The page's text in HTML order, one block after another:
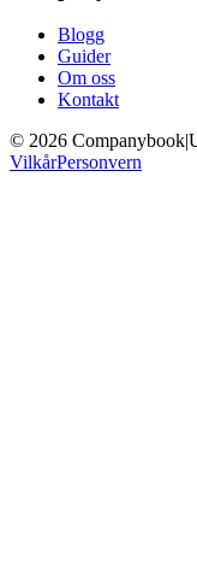
Blogg
Guider
Om oss
Kontakt
© 2026 Companybook|
VilkårPersonvern